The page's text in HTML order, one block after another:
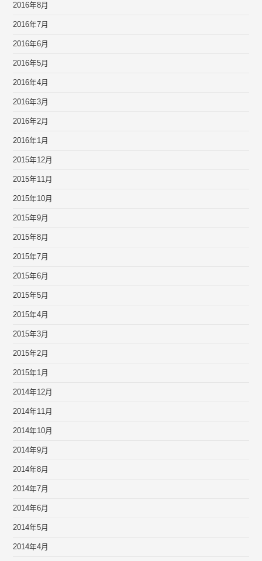
2016年8月
2016年7月
2016年6月
2016年5月
2016年4月
2016年3月
2016年2月
2016年1月
2015年12月
2015年11月
2015年10月
2015年9月
2015年8月
2015年7月
2015年6月
2015年5月
2015年4月
2015年3月
2015年2月
2015年1月
2014年12月
2014年11月
2014年10月
2014年9月
2014年8月
2014年7月
2014年6月
2014年5月
2014年4月